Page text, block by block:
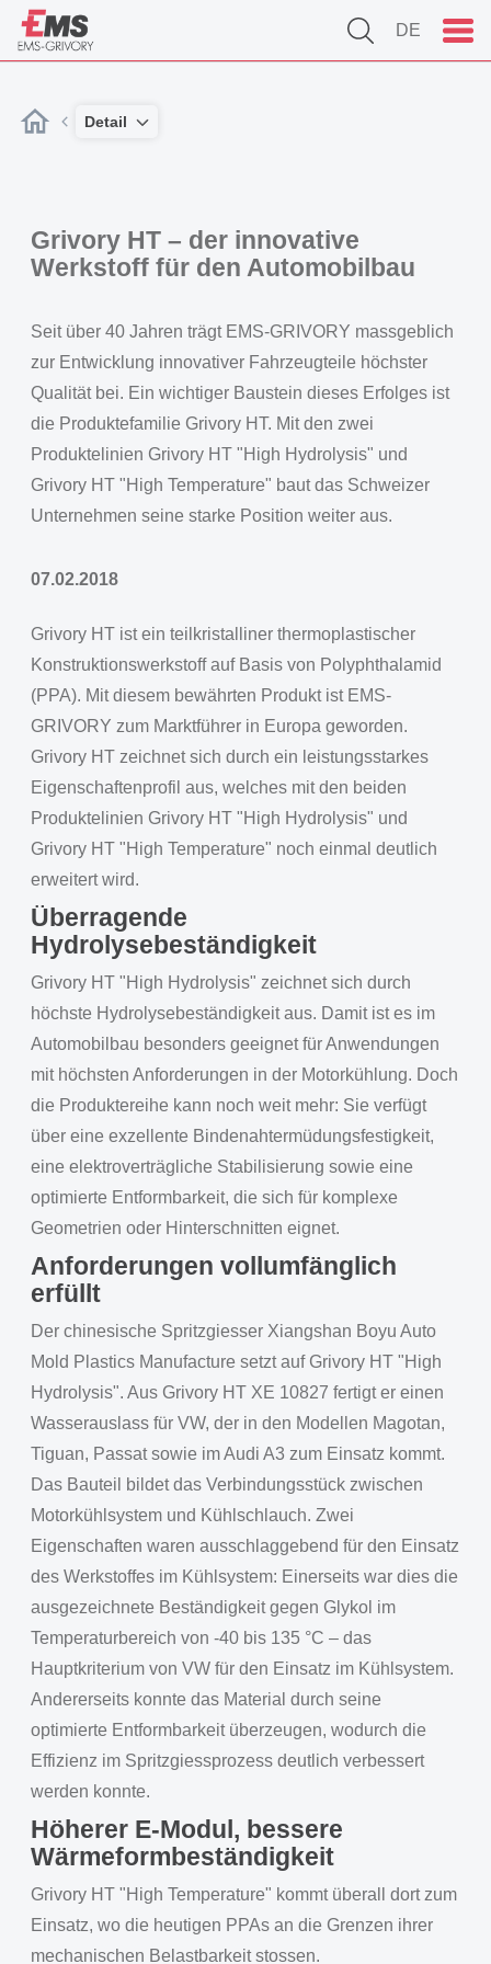
DE
Detail
Grivory HT – der innovative
Werkstoff für den Automobilbau
Seit über 40 Jahren trägt EMS-GRIVORY massgeblich
zur Entwicklung innovativer Fahrzeugteile höchster
Qualität bei. Ein wichtiger Baustein dieses Erfolges ist
die Produktefamilie Grivory HT. Mit den zwei
Produktelinien Grivory HT "High Hydrolysis" und
Grivory HT "High Temperature" baut das Schweizer
Unternehmen seine starke Position weiter aus.
07.02.2018
Grivory HT ist ein teilkristalliner thermoplastischer
Konstruktionswerkstoff auf Basis von Polyphthalamid
(PPA). Mit diesem bewährten Produkt ist EMS-
GRIVORY zum Marktführer in Europa geworden.
Grivory HT zeichnet sich durch ein leistungsstarkes
Eigenschaftenprofil aus, welches mit den beiden
Produktelinien Grivory HT "High Hydrolysis" und
Grivory HT "High Temperature" noch einmal deutlich
erweitert wird.
Überragende
Hydrolysebeständigkeit
Grivory HT "High Hydrolysis" zeichnet sich durch
höchste Hydrolysebeständigkeit aus. Damit ist es im
Automobilbau besonders geeignet für Anwendungen
mit höchsten Anforderungen in der Motorkühlung. Doch
die Produktereihe kann noch weit mehr: Sie verfügt
über eine exzellente Bindenahtermüdungsfestigkeit,
eine elektroverträgliche Stabilisierung sowie eine
optimierte Entformbarkeit, die sich für komplexe
Geometrien oder Hinterschnitten eignet.
Anforderungen vollumfänglich
erfüllt
Der chinesische Spritzgiesser Xiangshan Boyu Auto
Mold Plastics Manufacture setzt auf Grivory HT "High
Hydrolysis". Aus Grivory HT XE 10827 fertigt er einen
Wasserauslass für VW, der in den Modellen Magotan,
Tiguan, Passat sowie im Audi A3 zum Einsatz kommt.
Das Bauteil bildet das Verbindungsstück zwischen
Motorkühlsystem und Kühlschlauch. Zwei
Eigenschaften waren ausschlaggebend für den Einsatz
des Werkstoffes im Kühlsystem: Einerseits war dies die
ausgezeichnete Beständigkeit gegen Glykol im
Temperaturbereich von -40 bis 135 °C – das
Hauptkriterium von VW für den Einsatz im Kühlsystem.
Andererseits konnte das Material durch seine
optimierte Entformbarkeit überzeugen, wodurch die
Effizienz im Spritzgiessprozess deutlich verbessert
werden konnte.
Höherer E-Modul, bessere
Wärmeformbeständigkeit
Grivory HT "High Temperature" kommt überall dort zum
Einsatz, wo die heutigen PPAs an die Grenzen ihrer
mechanischen Belastbarkeit stossen.